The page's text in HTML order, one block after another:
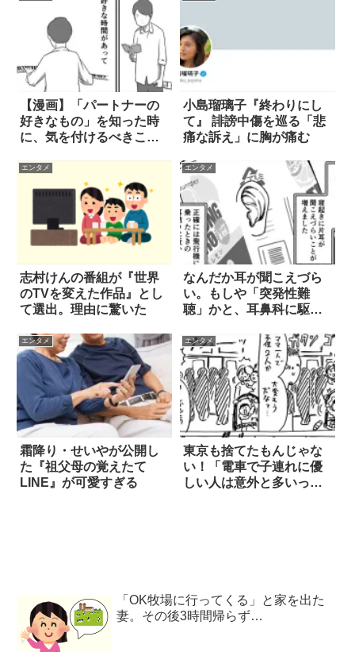
【漫画】「パートナーの
好きなもの」を知った時
に、気を付けるべきこと
小島瑠璃子『終わりにし
て』 誹謗中傷を巡る「悲
痛な訴え」に胸が痛む
エンタメ
志村けんの番組が『世界
のTVを変えた作品』とし
て選出。理由に驚いた
エンタメ
なんだか耳が聞こえづら
い。もしや「突発性難
聴」かと、耳鼻科に駆け
エンタメ
霜降り・せいやが公開し
た『祖父母の覚えたて
LINE』が可愛すぎる
エンタメ
東京も捨てたもんじゃな
い！「電車で子連れに優
しい人は意外と多いって
「OK牧場に行ってくる」と家を出た
妻。その後3時間帰らず…